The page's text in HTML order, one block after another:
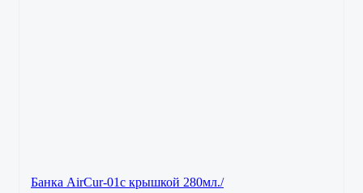
Банка AirCur-01с крышкой 280мл./